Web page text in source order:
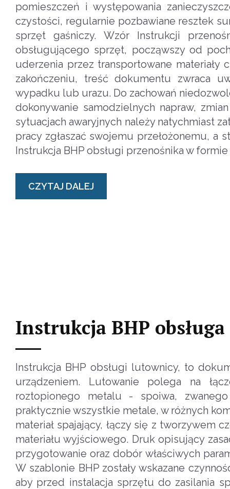
pomieszczeń i występowania
czystości, regularnie pozbawiane resztek
sprzęt gaśniczy. Wzór Instrukcji
obsługującego sprzęt, począwszy od
uderzenia przez transportowane
zakończeniu, treść dokumentu zwraca
wypadku lub urazu. Do zachowań
dokonywanie samodzielnych napraw,
sytuacjach awaryjnych należy natychmiast
pracy zgłaszać swojemu przełożonemu, a
Instrukcja BHP obsługi przenośnika w
CZYTAJ DALEJ
Instrukcja BHP
Instrukcja BHP obsługi lutownicy, to
urządzeniem. Lutowanie polega na
roztopionego metalu - spoiwa,
praktycznie wszystkie metale, w różnych
materiał spajający, łączy się z tworzywem
materiału wyjściowego. Druk opisujący
przygotowanie oraz dobór właściwych
W szablonie BHP zostały wskazane
aby przed instalacja sprzętu do zasilania